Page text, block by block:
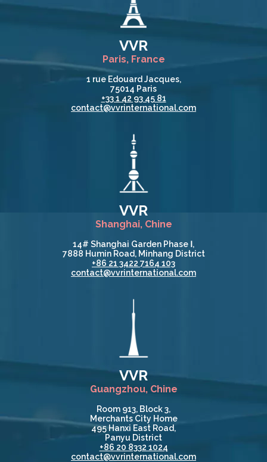
VVR
Paris, France
1 rue Edouard Jacques,
75014 Paris
+33 1 42 93 45 81
contact@vvrinternational.com
VVR
Shanghai, Chine
14# Shanghai Garden Phase Ⅰ,
7888 Humin Road, Minhang District
+86 21 3422 7164 103
contact@vvrinternational.com
VVR
Guangzhou, Chine
Room 913, Block 3,
Merchants City Home
495 Hanxi East Road,
Panyu District
+86 20 8332 1024
contact@vvrinternational.com